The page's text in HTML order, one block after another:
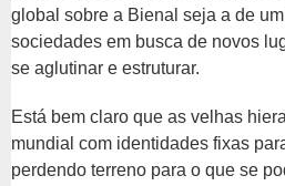
global sobre a Bienal seja a de
sociedades em busca de novos
se aglutinar e estruturar.
Está bem claro que as velhas
mundial com identidades fixas
perdendo terreno para o que se